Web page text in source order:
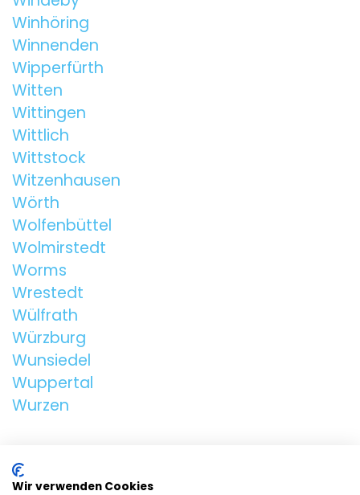
Winhöring
Winnenden
Wipperfürth
Witten
Wittingen
Wittlich
Wittstock
Witzenhausen
Wörth
Wolfenbüttel
Wolmirstedt
Worms
Wrestedt
Wülfrath
Würzburg
Wunsiedel
Wuppertal
Wurzen
ALLGEMEIN
Wir verwenden Cookies